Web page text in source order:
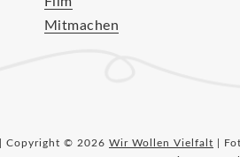
Mitmachen
| Copyright © 2026 Wir Wollen Vielfalt |